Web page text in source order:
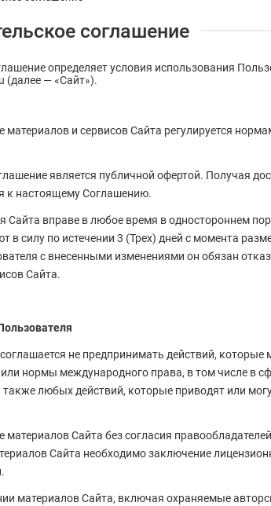
соглашение
определяет условия использования
(далее — «Сайт»).
материалов и сервисов Сайта регулируется
является публичной офертой. Получая
к настоящему Соглашению.
Сайта вправе в любое время в одностороннем
в силу по истечении 3 (Трех) дней с момента
с внесенными изменениями он обязан
Сайта.
не предпринимать действий,
нормы международного права, в том числе в
любых действий, которые приводят или
материалов Сайта без согласия
Сайта необходимо заключение
материалов Сайта, включая охраняемые